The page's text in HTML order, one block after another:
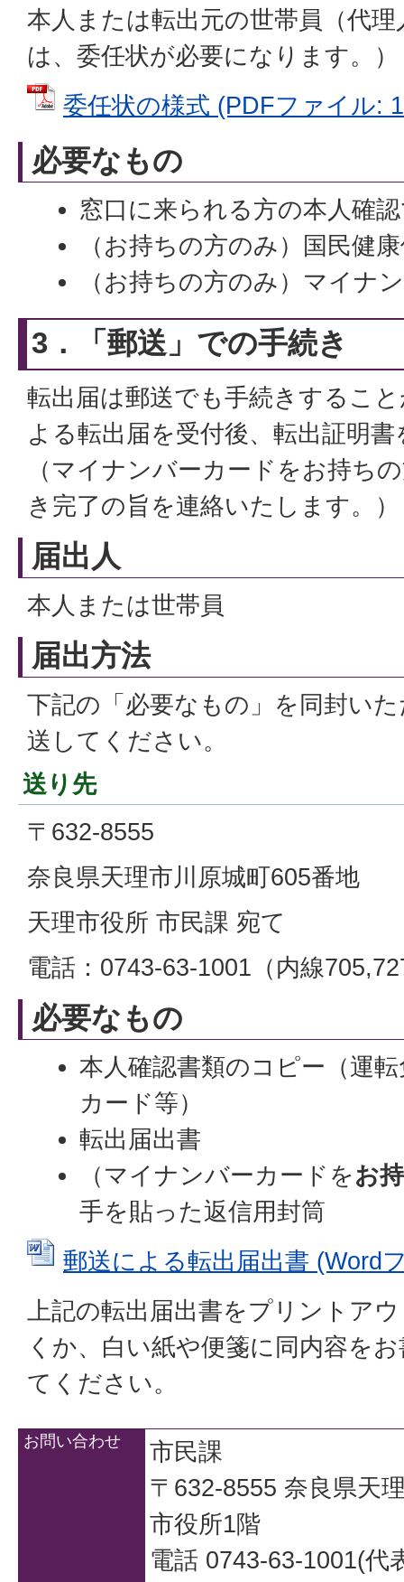
本人または転出元の世帯員（代
は、委任状が必要になります。）
委任状の様式 (PDFファイル:
必要なもの
窓口に来られる方の本人確
（お持ちの方のみ）国民健
（お持ちの方のみ）マイナ
3．「郵送」での手続き
転出届は郵送でも手続きするこ
よる転出届を受付後、転出証明
（マイナンバーカードをお持ち
き完了の旨を連絡いたします。）
届出人
本人または世帯員
届出方法
下記の「必要なもの」を同封い
送してください。
送り先
〒632-8555
奈良県天理市川原城町605番地
天理市役所 市民課 宛て
電話：0743-63-1001（内線
必要なもの
本人確認書類のコピー（運
カード等）
転出届出書
（マイナンバーカードをお
手を貼った返信用封筒
郵送による転出届出書 (Word
上記の転出届出書をプリントア
くか、白い紙や便箋に同内容を
てください。
お問い合わせ
市民課
〒632-8555 奈良県天
市役所1階
電話 0743-63-1001(代